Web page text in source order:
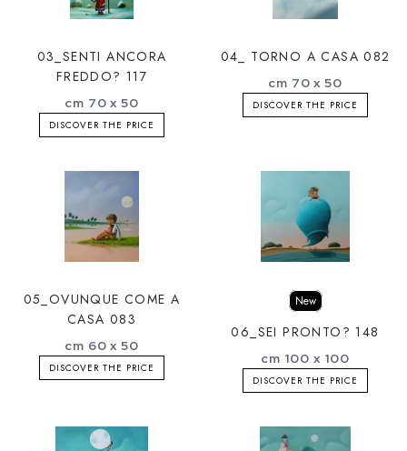
03_SENTI ANCORA
FREDDO? 117
cm 70 x 50
DISCOVER THE PRICE
04_ TORNO A CASA 082
cm 70 x 50
DISCOVER THE PRICE
05_OVUNQUE COME A
CASA 083
cm 60 x 50
DISCOVER THE PRICE
New
06_SEI PRONTO? 148
cm 100 x 100
DISCOVER THE PRICE